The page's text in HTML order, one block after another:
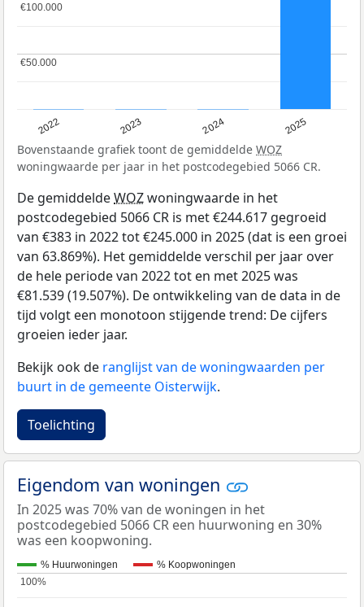
2022 2023 2024 2025
€50.000
€50.000
€100.000
€100.000
Bovenstaande grafiek toont de gemiddelde WOZ
woningwaarde per jaar in het postcodegebied 5066 CR.
De gemiddeldeWOZwoningwaarde in het
postcodegebied 5066 CR is met €244.617 gegroeid
van €383 in 2022 tot €245.000 in 2025 (dat is een groei
van 63.869%). Het gemiddelde verschil per jaar over
de hele periode van 2022 tot en met 2025 was
€81.539 (19.507%). De ontwikkeling van de data in de
tijd volgt een monotoon stijgende trend: De cijfers
groeien ieder jaar.
Bekijk ook de ranglijst van de woningwaarden per
buurt in de gemeente Oisterwijk.
Toelichting
Eigendom van woningen
In 2025 was 70% van de woningen in het
postcodegebied 5066 CR een huurwoning en 30%
was een koopwoning.
% Huurwoningen
% Koopwoningen
100%
100%